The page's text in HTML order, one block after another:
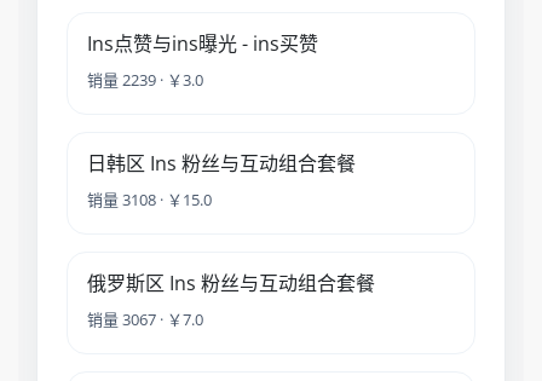
Ins点赞与ins曝光 - ins买赞
销量 2239 · ￥3.0
日韩区 Ins 粉丝与互动组合套餐
销量 3108 · ￥15.0
俄罗斯区 Ins 粉丝与互动组合套餐
销量 3067 · ￥7.0